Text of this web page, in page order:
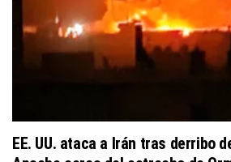
EE. UU. ataca a Irán tras derribo